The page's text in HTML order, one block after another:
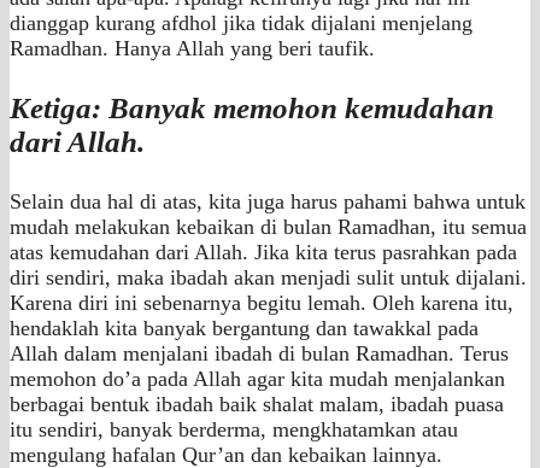
dianggap kurang afdhol jika tidak dijalani menjelang
Ramadhan. Hanya Allah yang beri taufik.
Ketiga: Banyak memohon kemudahan
dari Allah.
Selain dua hal di atas, kita juga harus pahami bahwa untuk
mudah melakukan kebaikan di bulan Ramadhan, itu semua
atas kemudahan dari Allah. Jika kita terus pasrahkan pada
diri sendiri, maka ibadah akan menjadi sulit untuk dijalani.
Karena diri ini sebenarnya begitu lemah. Oleh karena itu,
hendaklah kita banyak bergantung dan tawakkal pada
Allah dalam menjalani ibadah di bulan Ramadhan. Terus
memohon do’a pada Allah agar kita mudah menjalankan
berbagai bentuk ibadah baik shalat malam, ibadah puasa
itu sendiri, banyak berderma, mengkhatamkan atau
mengulang hafalan Qur’an dan kebaikan lainnya.